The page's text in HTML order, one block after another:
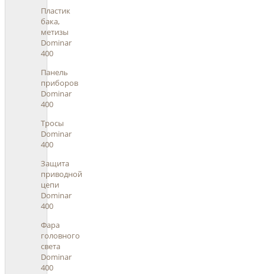
Пластик
бака,
метизы
Dominar
400
Панель
приборов
Dominar
400
Тросы
Dominar
400
Защита
приводной
цепи
Dominar
400
Фара
головного
света
Dominar
400